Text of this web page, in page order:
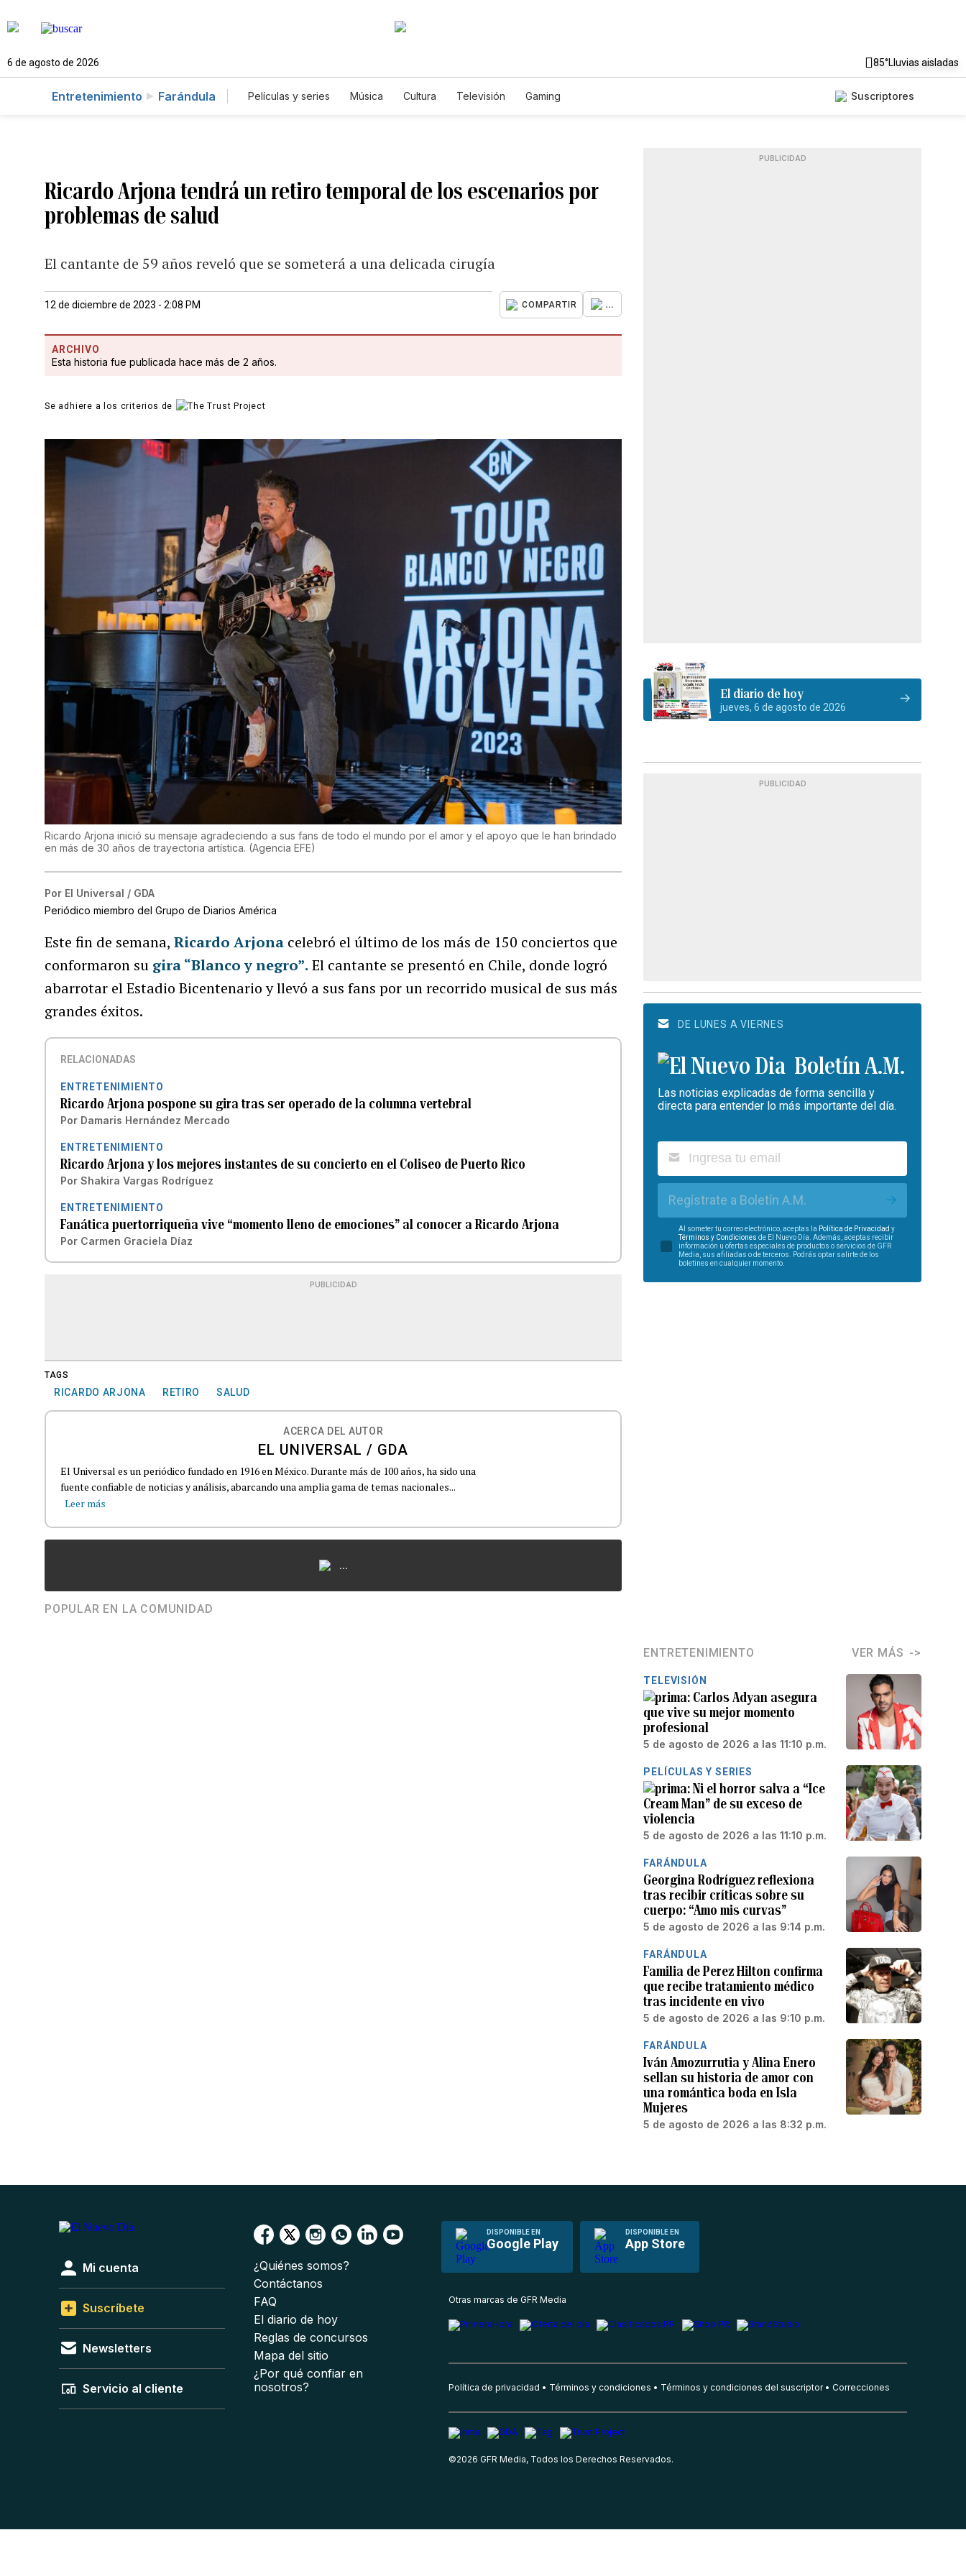
6 de agosto de 2026 85°Lluvias aisladas
Entretenimiento Farándula Películas y series Música Cultura Televisión Gaming Suscriptores
Ricardo Arjona tendrá un retiro temporal de los escenarios por
problemas de salud
El cantante de 59 años reveló que se someterá a una delicada cirugía
12 de diciembre de 2023 - 2:08 PM COMPARTIR ...
ARCHIVO
Esta historia fue publicada hace más de 2 años.
Se adhiere a los criterios de
Ricardo Arjona inició su mensaje agradeciendo a sus fans de todo el mundo por el amor y el apoyo que le han brindado
en más de 30 años de trayectoria artística. (Agencia EFE)
Por El Universal / GDA
Periódico miembro del Grupo de Diarios América
Este fin de semana,Ricardo Arjona celebró el último de los más de 150 conciertos que
conformaron su gira “Blanco y negro”. El cantante se presentó en Chile, donde logró
abarrotar el Estadio Bicentenario y llevó a sus fans por un recorrido musical de sus más
grandes éxitos.
RELACIONADAS
ENTRETENIMIENTO
Ricardo Arjona pospone su gira tras ser operado de la columna vertebral
Por Damaris Hernández Mercado
ENTRETENIMIENTO
Ricardo Arjona y los mejores instantes de su concierto en el Coliseo de Puerto Rico
Por Shakira Vargas Rodríguez
ENTRETENIMIENTO
Fanática puertorriqueña vive “momento lleno de emociones” al conocer a Ricardo Arjona
Por Carmen Graciela Díaz
PUBLICIDAD
TAGS
RICARDO ARJONA RETIRO SALUD
ACERCA DEL AUTOR
EL UNIVERSAL / GDA
El Universal es un periódico fundado en 1916 en México. Durante más de 100 años, ha sido una
fuente confiable de noticias y análisis, abarcando una amplia gama de temas nacionales...
Leer más
...
POPULAR EN LA COMUNIDAD
PUBLICIDAD
El diario de hoy
jueves, 6 de agosto de 2026
PUBLICIDAD
DE LUNES A VIERNES
Boletín A.M.
Las noticias explicadas de forma sencilla y
directa para entender lo más importante del día.
Regístrate a Boletín A.M.
Al someter tu correo electrónico, aceptas la Política de Privacidad y
Términos y Condiciones de El Nuevo Día. Además, aceptas recibir
información u ofertas especiales de productos o servicios de GFR
Media, sus afiliadas o de terceros. Podrás optar salirte de los
boletines en cualquier momento.
ENTRETENIMIENTO VER MÁS
TELEVISIÓN
Carlos Adyan asegura
que vive su mejor momento
profesional
5 de agosto de 2026 a las 11:10 p.m.
PELÍCULAS Y SERIES
Ni el horror salva a “Ice
Cream Man” de su exceso de
violencia
5 de agosto de 2026 a las 11:10 p.m.
FARÁNDULA
Georgina Rodríguez reflexiona
tras recibir críticas sobre su
cuerpo: “Amo mis curvas”
5 de agosto de 2026 a las 9:14 p.m.
FARÁNDULA
Familia de Perez Hilton confirma
que recibe tratamiento médico
tras incidente en vivo
5 de agosto de 2026 a las 9:10 p.m.
FARÁNDULA
Iván Amozurrutia y Alina Enero
sellan su historia de amor con
una romántica boda en Isla
Mujeres
5 de agosto de 2026 a las 8:32 p.m.
DISPONIBLE EN
Google Play
DISPONIBLE EN
App Store
Mi cuenta
Suscríbete
Newsletters
Servicio al cliente
¿Quiénes somos?
Contáctanos
FAQ
El diario de hoy
Reglas de concursos
Mapa del sitio
¿Por qué confiar en
nosotros?
Otras marcas de GFR Media
Política de privacidad Términos y condiciones Términos y condiciones del suscriptor Correcciones
©2026 GFR Media, Todos los Derechos Reservados.